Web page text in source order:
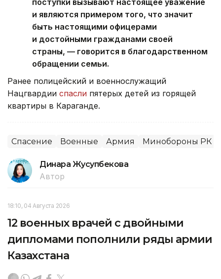
и являются примером того, что значит
быть настоящими офицерами
и достойными гражданами своей
страны, — говорится в благодарственном
обращении семьи.
Ранее полицейский и военнослужащий
Нацгвардии спасли пятерых детей из горящей
квартиры в Караганде.
Спасение Военные Армия Минобороны РК
Динара Жусупбекова
Автор
18:10, 04 Августа 2026
12 военных врачей с двойными
дипломами пополнили ряды армии
Казахстана